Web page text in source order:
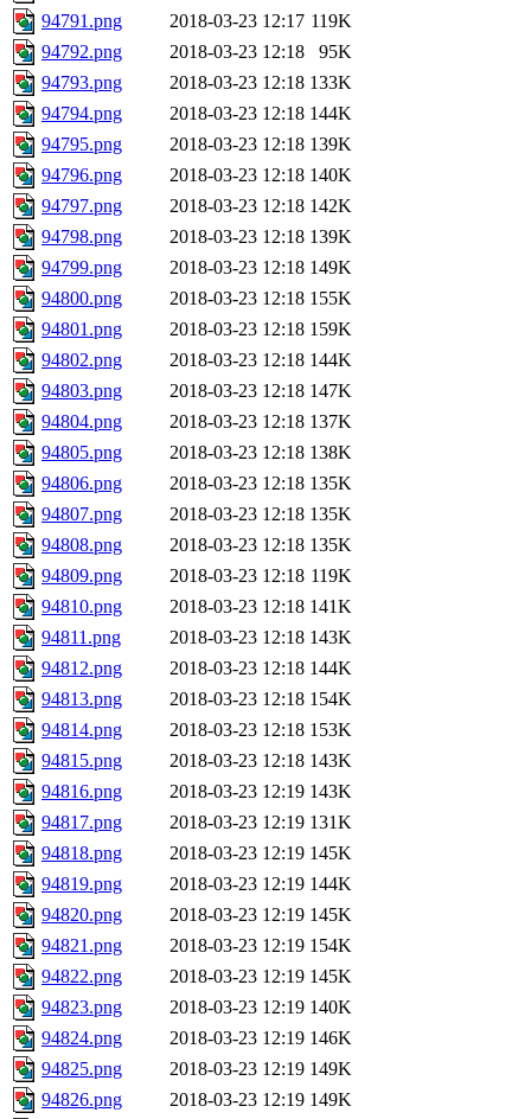
94791.png
2018-03-23 12:17 119K
94792.png
2018-03-23 12:18
95K
94793.png
2018-03-23 12:18 133K
94794.png
2018-03-23 12:18 144K
94795.png
2018-03-23 12:18 139K
94796.png
2018-03-23 12:18 140K
94797.png
2018-03-23 12:18 142K
94798.png
2018-03-23 12:18 139K
94799.png
2018-03-23 12:18 149K
94800.png
2018-03-23 12:18 155K
94801.png
2018-03-23 12:18 159K
94802.png
2018-03-23 12:18 144K
94803.png
2018-03-23 12:18 147K
94804.png
2018-03-23 12:18 137K
94805.png
2018-03-23 12:18 138K
94806.png
2018-03-23 12:18 135K
94807.png
2018-03-23 12:18 135K
94808.png
2018-03-23 12:18 135K
94809.png
2018-03-23 12:18 119K
94810.png
2018-03-23 12:18 141K
94811.png
2018-03-23 12:18 143K
94812.png
2018-03-23 12:18 144K
94813.png
2018-03-23 12:18 154K
94814.png
2018-03-23 12:18 153K
94815.png
2018-03-23 12:18 143K
94816.png
2018-03-23 12:19 143K
94817.png
2018-03-23 12:19 131K
94818.png
2018-03-23 12:19 145K
94819.png
2018-03-23 12:19 144K
94820.png
2018-03-23 12:19 145K
94821.png
2018-03-23 12:19 154K
94822.png
2018-03-23 12:19 145K
94823.png
2018-03-23 12:19 140K
94824.png
2018-03-23 12:19 146K
94825.png
2018-03-23 12:19 149K
94826.png
2018-03-23 12:19 149K